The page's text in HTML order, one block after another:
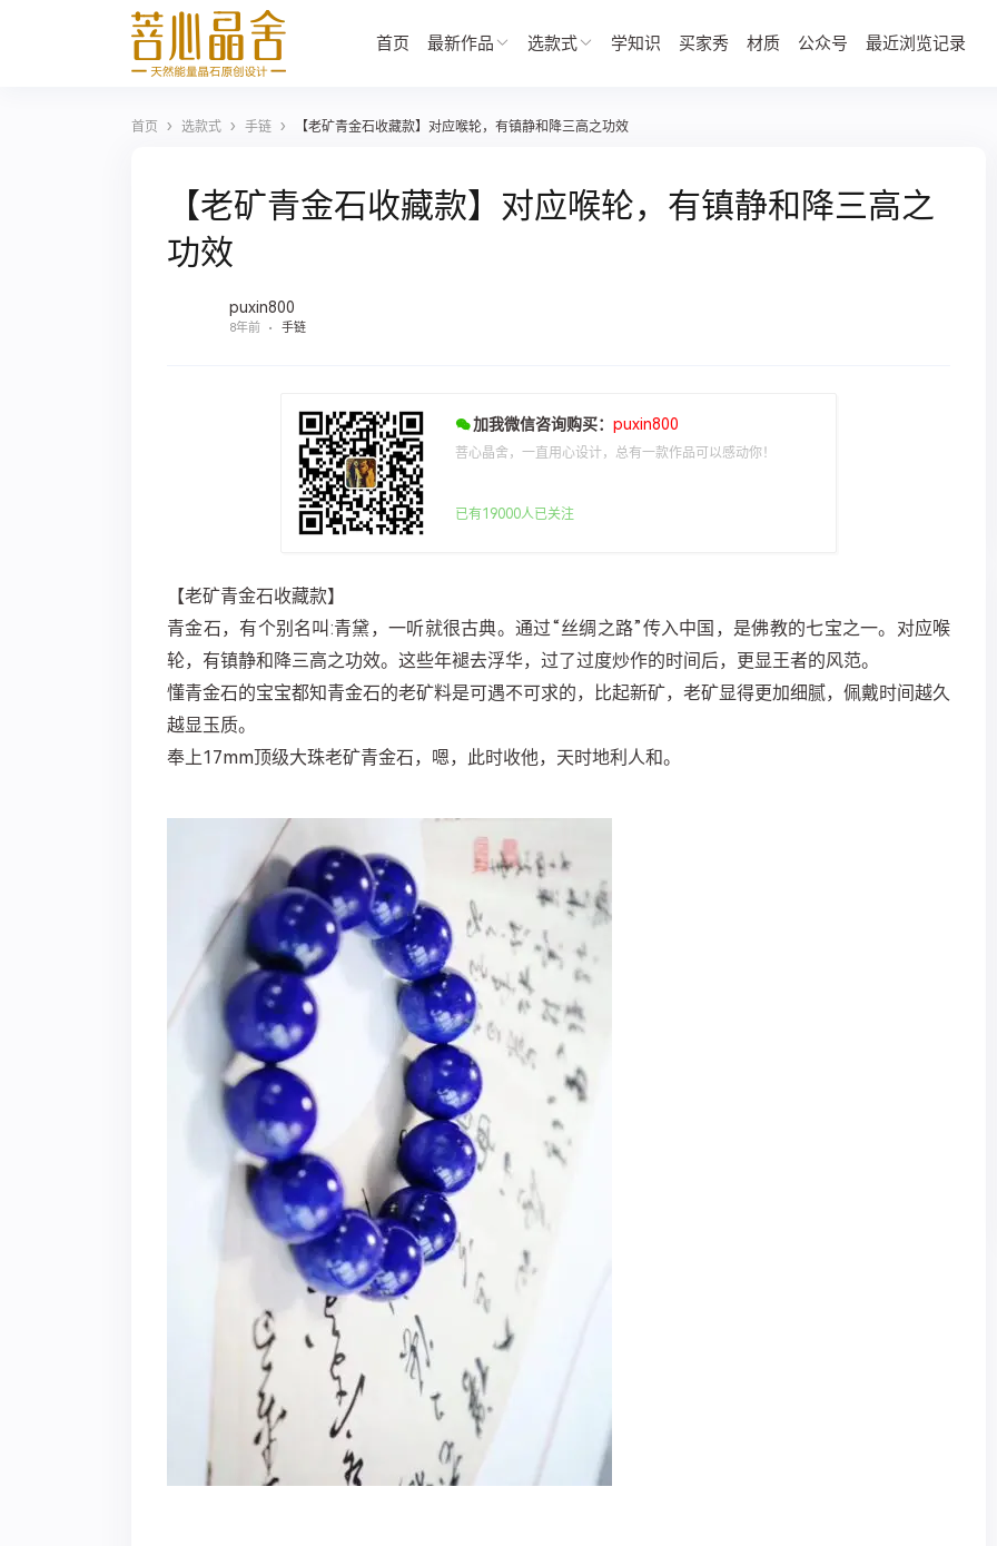
首页 最新作品 选款式 学知识 买家秀 材质 公众号 最近浏览记录
首页 › 选款式 › 手链 › 【老矿青金石收藏款】对应喉轮，有镇静和降三高之功效
【老矿青金石收藏款】对应喉轮，有镇静和降三高之
功效
puxin800
8年前 手链
加我微信咨询购买： puxin800
菩心晶舍，一直用心设计，总有一款作品可以感动你！
已有19000人已关注
【老矿青金石收藏款】
青金石，有个别名叫:青黛，一听就很古典。通过“丝绸之路”传入中国，是佛教的七宝之一。对应喉
轮，有镇静和降三高之功效。这些年褪去浮华，过了过度炒作的时间后，更显王者的风范。
懂青金石的宝宝都知青金石的老矿料是可遇不可求的，比起新矿，老矿显得更加细腻，佩戴时间越久
越显玉质。
奉上17mm顶级大珠老矿青金石，嗯，此时收他，天时地利人和。